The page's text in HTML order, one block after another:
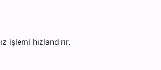
işlemi hızlandırır.